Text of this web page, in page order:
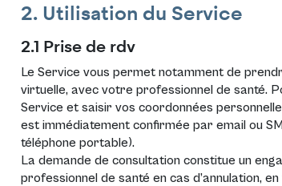
2. Utilisation du Service
2.1 Prise de rdv
Le Service vous permet notamment de
virtuelle, avec votre professionnel de santé.
Service et saisir vos coordonnées
est immédiatement confirmée par email ou
téléphone portable).
La demande de consultation constitue un
professionnel de santé en cas d’annulation,